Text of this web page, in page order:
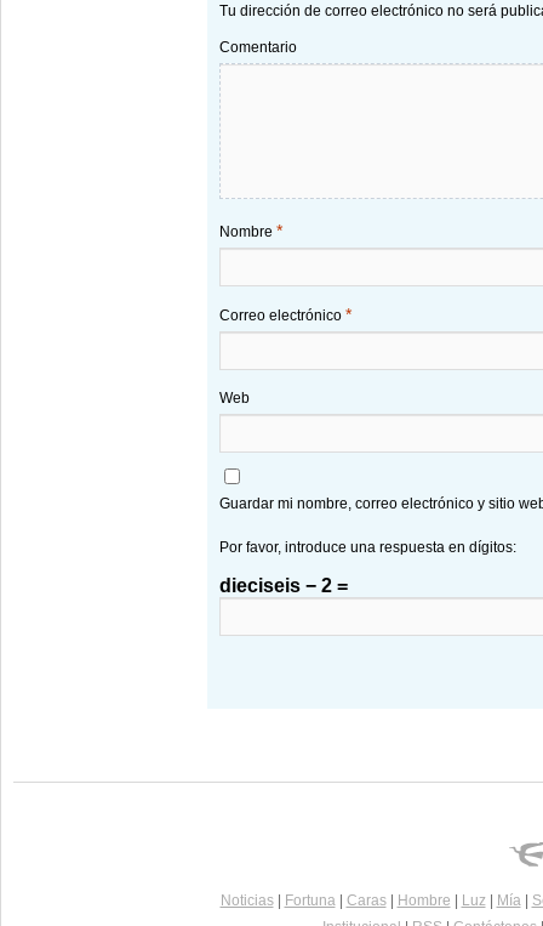
Tu dirección de correo electrónico no será
Comentario
Nombre *
Correo electrónico *
Web
Guardar mi nombre, correo electrónico y sitio
Por favor, introduce una respuesta en dígitos:
dieciseis − 2 =
Noticias| Fortuna| Caras| Hombre Luz| Mía|